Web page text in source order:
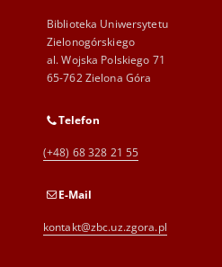
Biblioteka Uniwersytetu
Zielonogórskiego
al. Wojska Polskiego 71
65-762 Zielona Góra
Telefon
(+48) 68 328 21 55
E-Mail
kontakt@zbc.uz.zgora.pl